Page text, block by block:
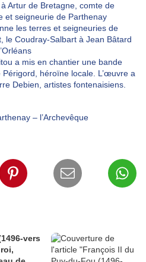
Artur de Bretagne, comte de
et seigneurie de Parthenay
les terres et seigneuries de
le Coudray-Salbart à Jean Bâtard
a mis en chantier une bande
héroïne locale. L’œuvre a
Debien, artistes fontenaisiens.
– l’Archevêque
vers